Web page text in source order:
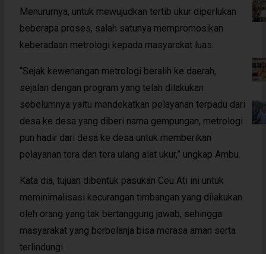
Menururnya, untuk mewujudkan tertib ukur diperlukan
beberapa proses, salah satunya mempromosikan
keberadaan metrologi kepada masyarakat luas.
“Sejak kewenangan metrologi beralih ke daerah,
sejalan dengan program yang telah dilakukan
sebelumnya yaitu mendekatkan pelayanan terpadu dari
desa ke desa yang diberi nama gempungan, metrologi
pun hadir dari desa ke desa untuk memberikan
pelayanan tera dan tera ulang alat ukur,” ungkap Ambu.
Kata dia, tujuan dibentuk pasukan Ceu Ati ini untuk
meminimalisasi kecurangan timbangan yang dilakukan
oleh orang yang tak bertanggung jawab, sehingga
masyarakat yang berbelanja bisa merasa aman serta
terlindungi.